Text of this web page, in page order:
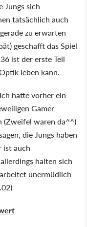
Jungs sich
tatsächlich auch
zu erwarten
geschafft das Spiel
ist der erste Teil
leben kann.
hatte vorher ein
Gamer
(Zweifel waren da^^)
die Jungs haben
ist auch
halten sich
unermüdlich